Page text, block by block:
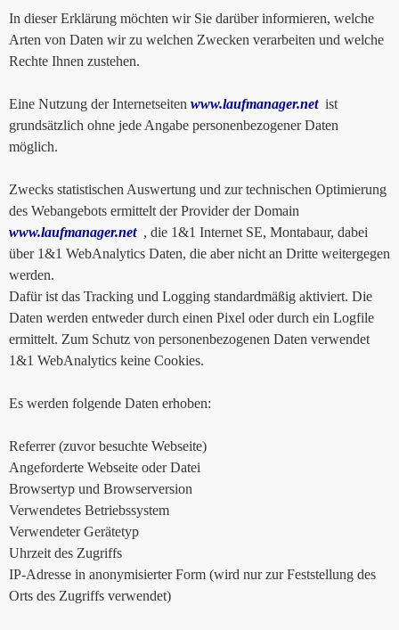
In dieser Erklärung möchten wir Sie darüber informieren, welche
Arten von Daten wir zu welchen Zwecken verarbeiten und welche
Rechte Ihnen zustehen.
Eine Nutzung der Internetseiten www.laufmanager.netist
grundsätzlich ohne jede Angabe personenbezogener Daten
möglich.
Zwecks statistischen Auswertung und zur technischen Optimierung
des Webangebots ermittelt der Provider der Domain
www.laufmanager.net, die 1&1 Internet SE, Montabaur, dabei
über 1&1 WebAnalytics Daten, die aber nicht an Dritte weitergegen
werden.
Dafür ist das Tracking und Logging standardmäßig aktiviert. Die
Daten werden entweder durch einen Pixel oder durch ein Logfile
ermittelt. Zum Schutz von personenbezogenen Daten verwendet
1&1 WebAnalytics keine Cookies.
Es werden folgende Daten erhoben:
Referrer (zuvor besuchte Webseite)
Angeforderte Webseite oder Datei
Browsertyp und Browserversion
Verwendetes Betriebssystem
Verwendeter Gerätetyp
Uhrzeit des Zugriffs
IP-Adresse in anonymisierter Form (wird nur zur Feststellung des
Orts des Zugriffs verwendet)